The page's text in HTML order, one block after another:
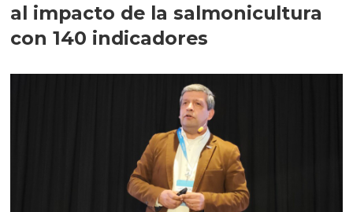
al impacto de la salmonicultura
con 140 indicadores